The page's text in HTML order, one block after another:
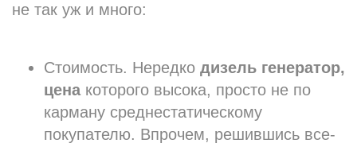
не так уж и много:
Стоимость. Нередко дизель генератор,
ценакоторого высока, просто не по
карману среднестатическому
покупателю. Впрочем, решившись все-